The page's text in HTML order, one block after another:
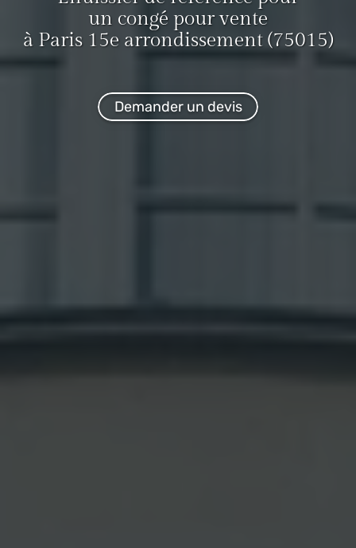
un congé pour vente
à Paris 15e arrondissement (75015)
Demander un devis